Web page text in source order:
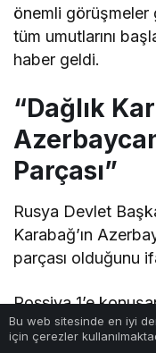
önemli görüşmeler
tüm umutlarını
haber geldi.
“Dağlık
Parçası”
Rusya Devlet
Karabağ’ın
parçası olduğunu
Rossiya 1’e
aidiyeti ile ilgili
Azerbaycan
Bu web sitesinde en iyi
için çerezler
Anasayfa